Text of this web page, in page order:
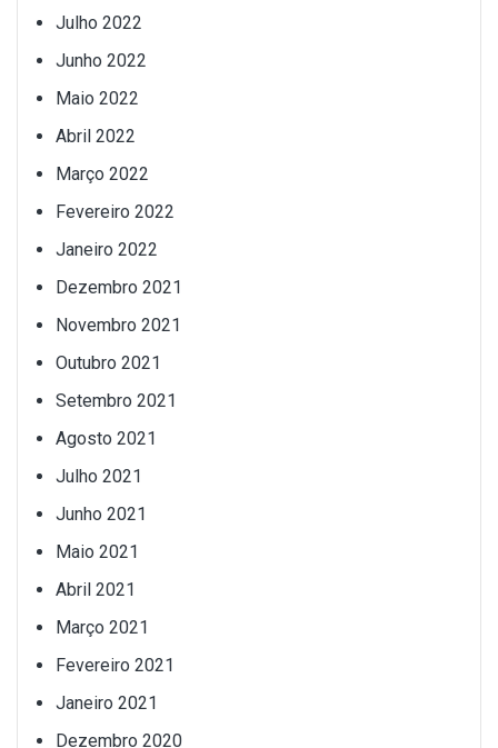
Julho 2022
Junho 2022
Maio 2022
Abril 2022
Março 2022
Fevereiro 2022
Janeiro 2022
Dezembro 2021
Novembro 2021
Outubro 2021
Setembro 2021
Agosto 2021
Julho 2021
Junho 2021
Maio 2021
Abril 2021
Março 2021
Fevereiro 2021
Janeiro 2021
Dezembro 2020